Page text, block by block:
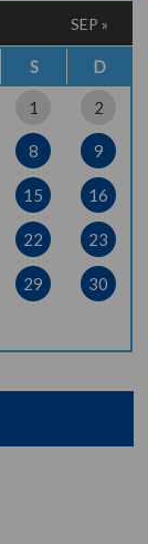
S D
1 2
8 9
15 16
22 23
29
30
SEP »